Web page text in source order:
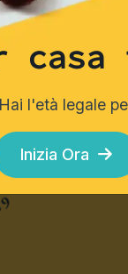
casa
Hai l'età legale
Inizia Ora